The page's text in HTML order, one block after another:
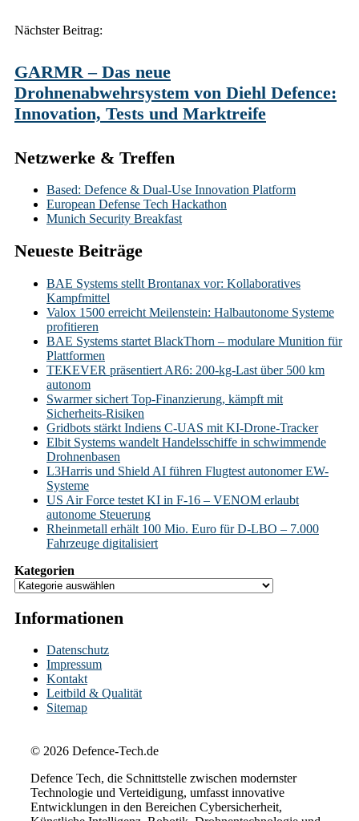
Nächster Beitrag:
GARMR – Das neue
Drohnenabwehrsystem von Diehl Defence:
Innovation, Tests und Marktreife
Netzwerke & Treffen
Based: Defence & Dual-Use Innovation Platform
European Defense Tech Hackathon
Munich Security Breakfast
Neueste Beiträge
BAE Systems stellt Brontanax vor: Kollaboratives
Kampfmittel
Valox 1500 erreicht Meilenstein: Halbautonome Systeme
profitieren
BAE Systems startet BlackThorn – modulare Munition für
Plattformen
TEKEVER präsentiert AR6: 200-kg-Last über 500 km
autonom
Swarmer sichert Top-Finanzierung, kämpft mit
Sicherheits-Risiken
Gridbots stärkt Indiens C-UAS mit KI-Drone-Tracker
Elbit Systems wandelt Handelsschiffe in schwimmende
Drohnenbasen
L3Harris und Shield AI führen Flugtest autonomer EW-
Systeme
US Air Force testet KI in F-16 – VENOM erlaubt
autonome Steuerung
Rheinmetall erhält 100 Mio. Euro für D-LBO – 7.000
Fahrzeuge digitalisiert
Kategorien
Informationen
Datenschutz
Impressum
Kontakt
Leitbild & Qualität
Sitemap
© 2026 Defence-Tech.de
Defence Tech, die Schnittstelle zwischen modernster
Technologie und Verteidigung, umfasst innovative
Entwicklungen in den Bereichen Cybersicherheit,